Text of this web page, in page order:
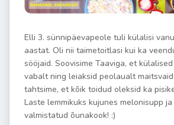
Elli 3. sünnipäevapeole tuli külalisi
aastat. Oli nii taimetoitlasi kui ka
sööjaid. Soovisime Taaviga, et
vabalt ning leiaksid peolaualt
tahtsime, et kõik toidud oleksid ka
Laste lemmikuks kujunes melonisupp
valmistatud õunakook! :)